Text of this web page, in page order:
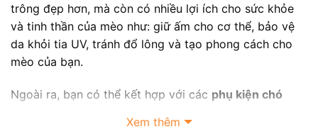
trông đẹp hơn, mà còn có nhiều lợi ích cho sức khỏe
và tinh thần của mèo như: giữ ấm cho cơ thể, bảo vệ
da khỏi tia UV, tránh đổ lông và tạo phong cách cho
mèo của bạn.
Ngoài ra, bạn có thể kết hợp với các phụ kiện chó
bát đựng thức ăn cho mèo
Xem thêm